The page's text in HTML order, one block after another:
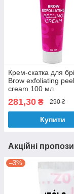
Крем-скатка для
Brow exfoliating
cream 100 мл
281,30 ₴ 290 ₴
Купити
Акційні
–3%